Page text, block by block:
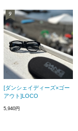
[ダンシェイディーズ×ゴー
アウト]LOCO
5,940円